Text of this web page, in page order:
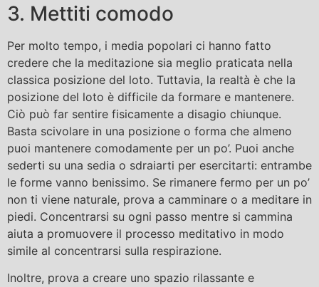
3. Mettiti comodo
Per molto tempo, i media popolari ci hanno fatto
credere che la meditazione sia meglio praticata nella
classica posizione del loto. Tuttavia, la realtà è che la
posizione del loto è difficile da formare e mantenere.
Ciò può far sentire fisicamente a disagio chiunque.
Basta scivolare in una posizione o forma che almeno
puoi mantenere comodamente per un po’. Puoi anche
sederti su una sedia o sdraiarti per esercitarti: entrambe
le forme vanno benissimo. Se rimanere fermo per un po’
non ti viene naturale, prova a camminare o a meditare in
piedi. Concentrarsi su ogni passo mentre si cammina
aiuta a promuovere il processo meditativo in modo
simile al concentrarsi sulla respirazione.
Inoltre, prova a creare uno spazio rilassante e